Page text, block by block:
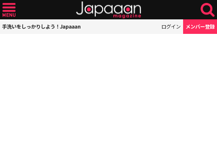
手洗いをしっかりしよう！Japaaan ログイン メンバー登録